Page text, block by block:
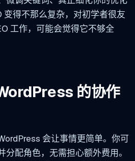
得不那么复杂，对初学者很友
工作，可能会觉得它不够全
的协作
会让事情更简单。你可
配角色，无需担心额外费用。